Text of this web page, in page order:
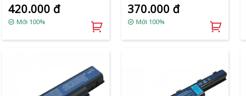
420.000 đ
Mới 100%
370.000 đ
Mới 100%